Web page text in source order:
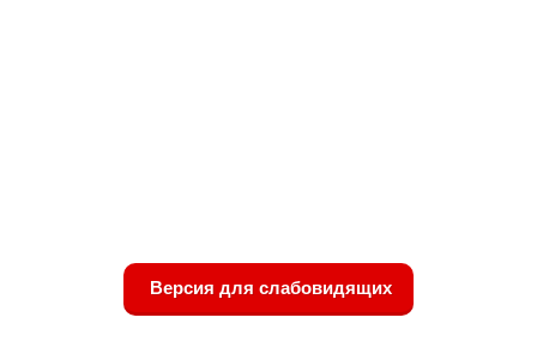
Версия для слабовидящих